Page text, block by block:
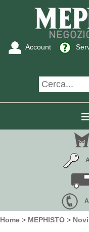
Account
Home > MEPHISTO >